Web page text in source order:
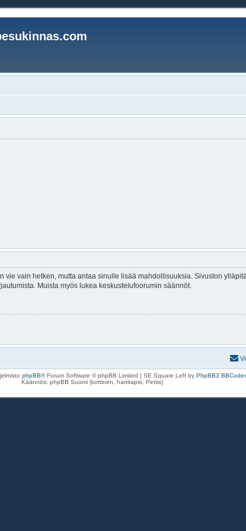
vain hetken, mutta antaa sinulle lisää mahdollisuuksia. Sivuston
Muista myös lukea keskustelufoorumin säännöt.
phpBB® Forum Software © phpBB Limited | SE Square Left by PhpBB3
Käännös: phpBB Suomi (lurttinen, harritapio, Pettis)